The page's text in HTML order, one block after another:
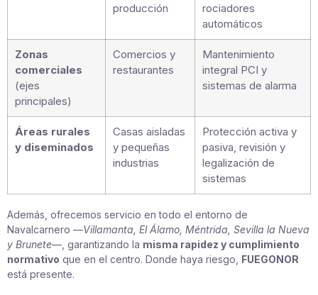
producción
rociadores
automáticos
Zonas
comerciales
(ejes
principales)
Comercios y
restaurantes
Mantenimiento
integral PCI y
sistemas de alarma
Áreas rurales
y diseminados
Casas aisladas
y pequeñas
industrias
Protección activa y
pasiva, revisión y
legalización de
sistemas
Además, ofrecemos servicio en todo el entorno de
Navalcarnero —Villamanta, El Álamo, Méntrida, Sevilla la Nueva
y Brunete—, garantizando la misma rapidez y cumplimiento
normativo que en el centro. Donde haya riesgo, FUEGONOR
está presente.